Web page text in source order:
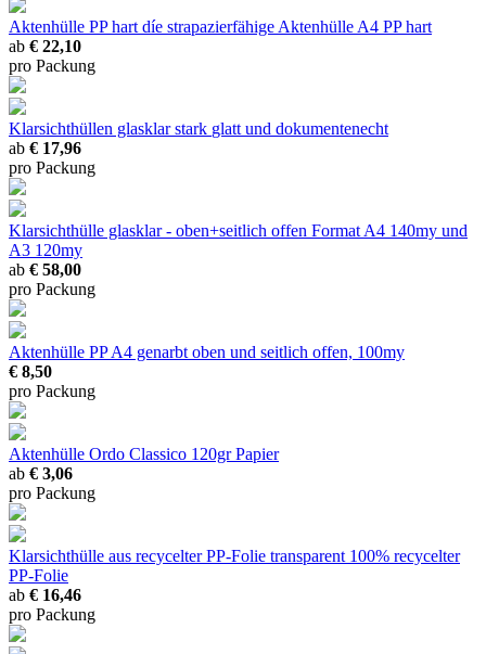
Aktenhülle PP hart díe strapazierfähige Aktenhülle A4 PP hart
ab € 22,10
pro Packung
Klarsichthüllen glasklar stark glatt und dokumentenecht
ab € 17,96
pro Packung
Klarsichthülle glasklar - oben+seitlich offen Format A4 140my und
A3 120my
ab € 58,00
pro Packung
Aktenhülle PP A4 genarbt oben und seitlich offen, 100my
€ 8,50
pro Packung
Aktenhülle Ordo Classico 120gr Papier
ab € 3,06
pro Packung
Klarsichthülle aus recycelter PP-Folie transparent 100% recycelter
PP-Folie
ab € 16,46
pro Packung